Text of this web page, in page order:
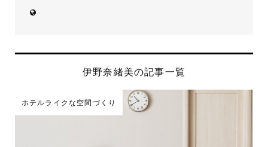
伊野奈緒美の記事一覧
ホテルライクな空間づくり